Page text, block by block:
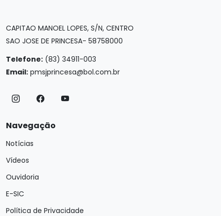
CAPITAO MANOEL LOPES, S/N, CENTRO
SAO JOSE DE PRINCESA- 58758000
Telefone: (83) 34911-003
Email: pmsjprincesa@bol.com.br
Navegação
Notícias
Vídeos
Ouvidoria
E-SIC
Política de Privacidade